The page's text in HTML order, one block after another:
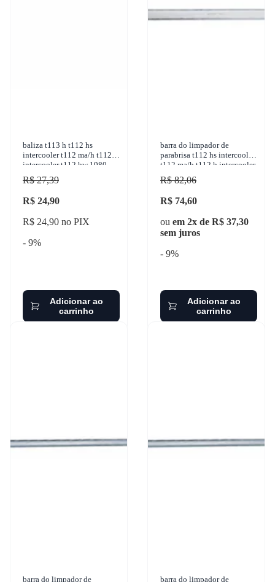
baliza t113 h t112 hs
intercooler t112 ma/h t112 h
intercooler t112 hw 1980-
1998 gauer - bs-21
R$ 27,39
R$ 24,90
R$ 24,90 no PIX
- 9%
Adicionar ao
carrinho
barra do limpador de
parabrisa t112 hs intercooler
t112 ma/h t112 h intercooler
t112 hw t112 hw intercooler
1981-
R$ 82,06
R$ 74,60
ou em 2x de R$ 37,30
sem juros
- 9%
Adicionar ao
carrinho
barra do limpador de
barra do limpador de